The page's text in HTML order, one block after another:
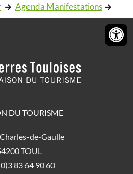
Agenda Manifestations
DU TOURISME
de-Gaulle
TOUL
83 64 90 60